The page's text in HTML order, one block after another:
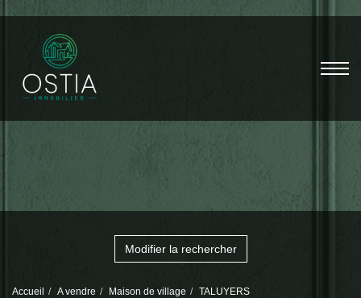
Modifier la rechercher
Accueil A vendre Maison de village TALUYERS